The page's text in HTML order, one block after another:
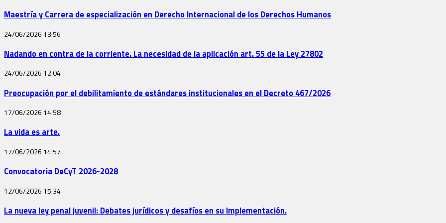
Maestría y Carrera de especialización en Derecho Internacional de los Derechos Humanos
24/06/2026 13:56
Nadando en contra de la corriente. La necesidad de la aplicación art. 55 de la Ley 27802
24/06/2026 12:04
Preocupación por el debilitamiento de estándares institucionales en el Decreto 467/2026
17/06/2026 14:58
La vida es arte.
17/06/2026 14:57
Convocatoria DeCyT 2026-2028
12/06/2026 15:34
La nueva ley penal juvenil: Debates jurídicos y desafíos en su Implementación.